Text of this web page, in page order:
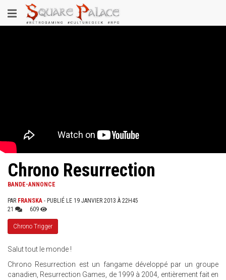
au
contenu
Toggle
navigation
Chrono Resurrection
BANDE-ANNONCE
PAR FRANSKA - PUBLIÉ LE 19 JANVIER 2013 À 22H45
21
609
Chrono Trigger
Salut tout le monde !
Chrono Resurrection est un fangame développé par un groupe
canadien, Resurrection Games, de 1999 à 2004, entièrement fait en